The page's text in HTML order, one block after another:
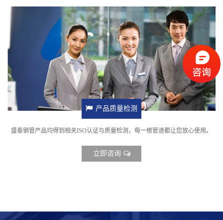
产品质量检测
盛泰钢管产品均得到相关ISO认证与质量检测，每一根管道都让您放心使用。
立即咨询